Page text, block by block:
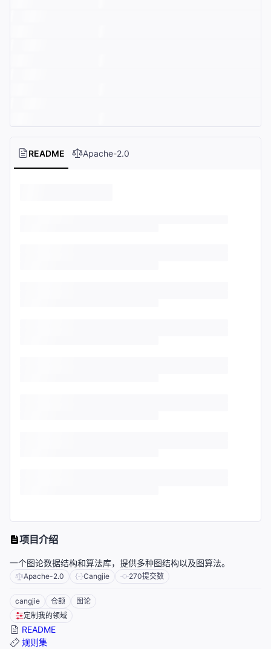
README Apache-2.0
项目介绍
一个图论数据结构和算法库，提供多种图结构以及图算法。
Apache-2.0 Cangjie 270提交数
cangjie 仓颉
图论
定制我的领域
README
规则集